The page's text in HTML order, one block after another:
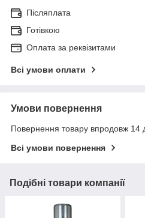
Післяплата
Готівкою
Оплата за реквізитами
Всі умови оплати
Умови повернення
Повернення товару впродовж 14
Всі умови повернення
Подібні товари компанії